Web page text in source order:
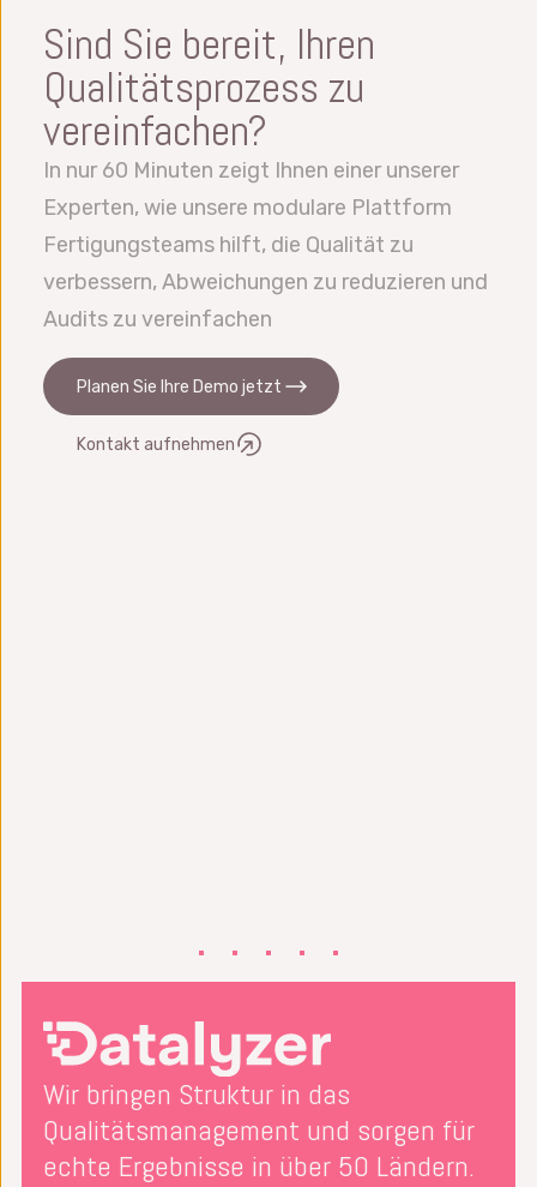
Diagramme
Sind Sie bereit, Ihren
Qualitätsprozess zu
vereinfachen?
In nur 60 Minuten zeigt Ihnen einer unserer
Experten, wie unsere modulare Plattform
Fertigungsteams hilft, die Qualität zu
verbessern, Abweichungen zu reduzieren und
Audits zu vereinfachen
Planen Sie Ihre Demo jetzt
Kontakt aufnehmen
Wir bringen Struktur in das
Qualitätsmanagement und sorgen für
echte Ergebnisse in über 50 Ländern.